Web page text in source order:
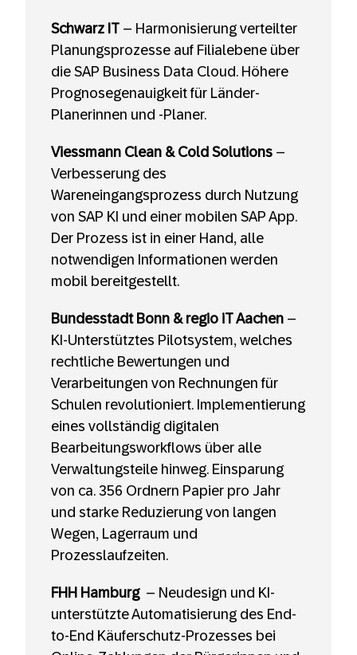
Schwarz IT – Harmonisierung verteilter
Planungsprozesse auf Filialebene über
die SAP Business Data Cloud. Höhere
Prognosegenauigkeit für Länder-
Planerinnen und -Planer.
Viessmann Clean & Cold Solutions –
Verbesserung des
Wareneingangsprozess durch Nutzung
von SAP KI und einer mobilen SAP App.
Der Prozess ist in einer Hand, alle
notwendigen Informationen werden
mobil bereitgestellt.
Bundesstadt Bonn & regio iT Aachen –
KI-Unterstütztes Pilotsystem, welches
rechtliche Bewertungen und
Verarbeitungen von Rechnungen für
Schulen revolutioniert. Implementierung
eines vollständig digitalen
Bearbeitungsworkflows über alle
Verwaltungsteile hinweg. Einsparung
von ca. 356 Ordnern Papier pro Jahr
und starke Reduzierung von langen
Wegen, Lagerraum und
Prozesslaufzeiten.
FHH Hamburg– Neudesign und KI-
unterstützte Automatisierung des End-
to-End Käuferschutz-Prozesses bei